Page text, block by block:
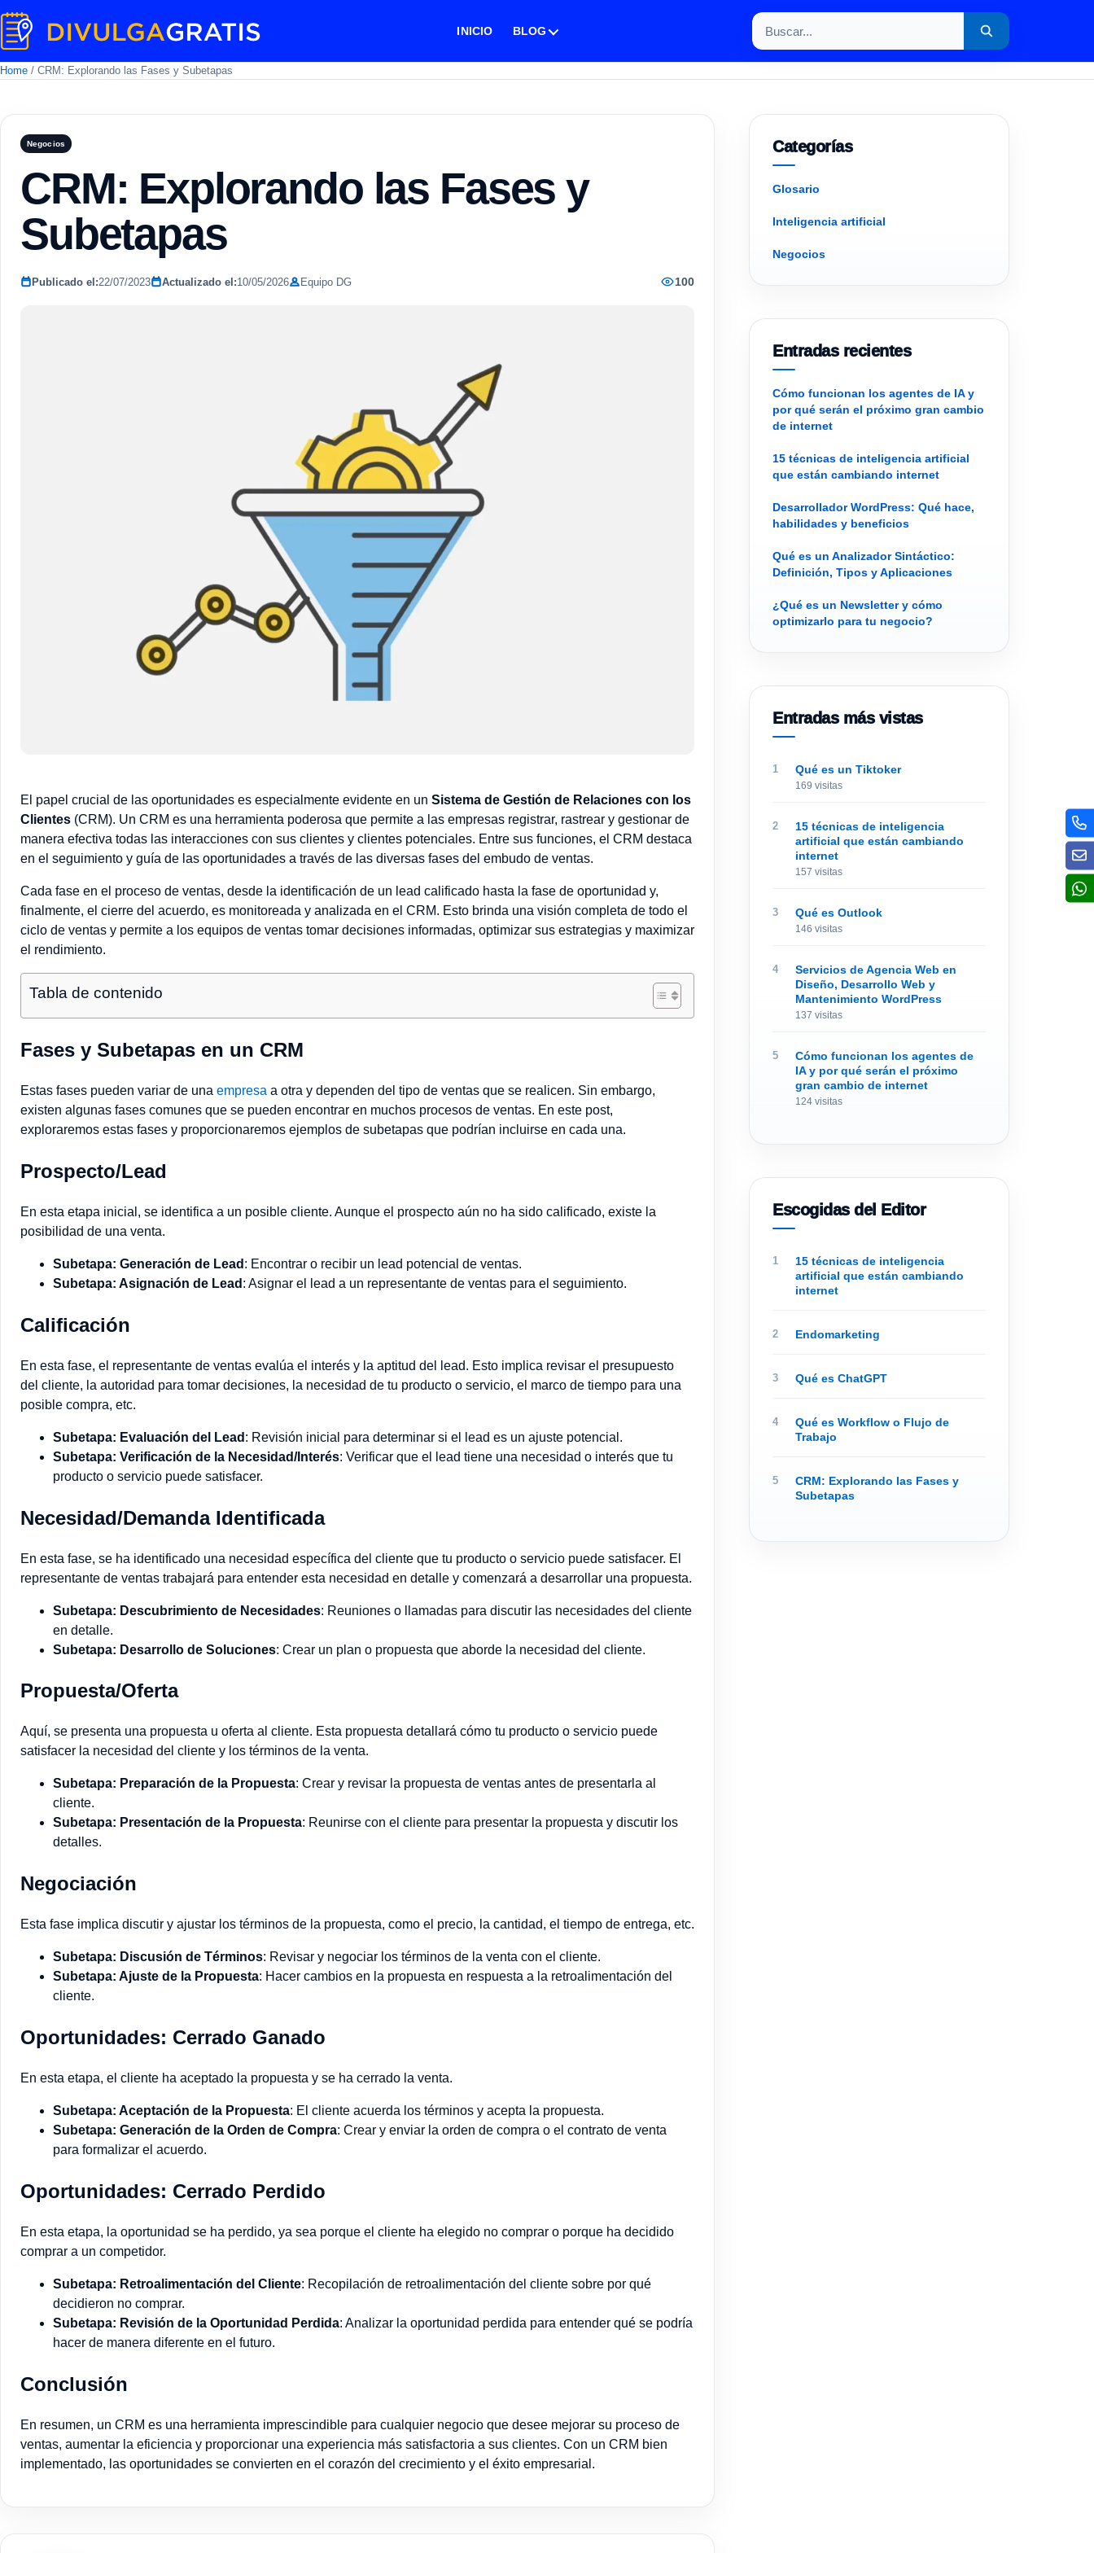
INICIO BLOG
Buscar por:
Home / CRM: Explorando las Fases y Subetapas
Negocios
CRM: Explorando las Fases y
Subetapas
Publicado el:22/07/2023 Actualizado el:10/05/2026 Equipo DG 100
El papel crucial de las oportunidades es especialmente evidente en un Sistema de Gestión de Relaciones con los
Clientes (CRM). Un CRM es una herramienta poderosa que permite a las empresas registrar, rastrear y gestionar de
manera efectiva todas las interacciones con sus clientes y clientes potenciales. Entre sus funciones, el CRM destaca
en el seguimiento y guía de las oportunidades a través de las diversas fases del embudo de ventas.
Cada fase en el proceso de ventas, desde la identificación de un lead calificado hasta la fase de oportunidad y,
finalmente, el cierre del acuerdo, es monitoreada y analizada en el CRM. Esto brinda una visión completa de todo el
ciclo de ventas y permite a los equipos de ventas tomar decisiones informadas, optimizar sus estrategias y maximizar
el rendimiento.
Tabla de contenido
Fases y Subetapas en un CRM
Estas fases pueden variar de una empresa a otra y dependen del tipo de ventas que se realicen. Sin embargo,
existen algunas fases comunes que se pueden encontrar en muchos procesos de ventas. En este post,
exploraremos estas fases y proporcionaremos ejemplos de subetapas que podrían incluirse en cada una.
Prospecto/Lead
En esta etapa inicial, se identifica a un posible cliente. Aunque el prospecto aún no ha sido calificado, existe la
posibilidad de una venta.
Subetapa: Generación de Lead : Encontrar o recibir un lead potencial de ventas.
Subetapa: Asignación de Lead : Asignar el lead a un representante de ventas para el seguimiento.
Calificación
En esta fase, el representante de ventas evalúa el interés y la aptitud del lead. Esto implica revisar el presupuesto
del cliente, la autoridad para tomar decisiones, la necesidad de tu producto o servicio, el marco de tiempo para una
posible compra, etc.
Subetapa: Evaluación del Lead : Revisión inicial para determinar si el lead es un ajuste potencial.
Subetapa: Verificación de la Necesidad/Interés: Verificar que el lead tiene una necesidad o interés que tu
producto o servicio puede satisfacer.
Necesidad/Demanda Identificada
En esta fase, se ha identificado una necesidad específica del cliente que tu producto o servicio puede satisfacer. El
representante de ventas trabajará para entender esta necesidad en detalle y comenzará a desarrollar una propuesta.
Subetapa: Descubrimiento de Necesidades: Reuniones o llamadas para discutir las necesidades del cliente
en detalle.
Subetapa: Desarrollo de Soluciones: Crear un plan o propuesta que aborde la necesidad del cliente.
Propuesta/Oferta
Aquí, se presenta una propuesta u oferta al cliente. Esta propuesta detallará cómo tu producto o servicio puede
satisfacer la necesidad del cliente y los términos de la venta.
Subetapa: Preparación de la Propuesta: Crear y revisar la propuesta de ventas antes de presentarla al
cliente.
Subetapa: Presentación de la Propuesta: Reunirse con el cliente para presentar la propuesta y discutir los
detalles.
Negociación
Esta fase implica discutir y ajustar los términos de la propuesta, como el precio, la cantidad, el tiempo de entrega, etc.
Subetapa: Discusión de Términos: Revisar y negociar los términos de la venta con el cliente.
Subetapa: Ajuste de la Propuesta: Hacer cambios en la propuesta en respuesta a la retroalimentación del
cliente.
Oportunidades: Cerrado Ganado
En esta etapa, el cliente ha aceptado la propuesta y se ha cerrado la venta.
Subetapa: Aceptación de la Propuesta: El cliente acuerda los términos y acepta la propuesta.
Subetapa: Generación de la Orden de Compra: Crear y enviar la orden de compra o el contrato de venta
para formalizar el acuerdo.
Oportunidades: Cerrado Perdido
En esta etapa, la oportunidad se ha perdido, ya sea porque el cliente ha elegido no comprar o porque ha decidido
comprar a un competidor.
Subetapa: Retroalimentación del Cliente: Recopilación de retroalimentación del cliente sobre por qué
decidieron no comprar.
Subetapa: Revisión de la Oportunidad Perdida: Analizar la oportunidad perdida para entender qué se podría
hacer de manera diferente en el futuro.
Conclusión
En resumen, un CRM es una herramienta imprescindible para cualquier negocio que desee mejorar su proceso de
ventas, aumentar la eficiencia y proporcionar una experiencia más satisfactoria a sus clientes. Con un CRM bien
implementado, las oportunidades se convierten en el corazón del crecimiento y el éxito empresarial.
Categorías
Glosario
Inteligencia artificial
Negocios
Entradas recientes
Cómo funcionan los agentes de IA y
por qué serán el próximo gran cambio
de internet
15 técnicas de inteligencia artificial
que están cambiando internet
Desarrollador WordPress: Qué hace,
habilidades y beneficios
Qué es un Analizador Sintáctico:
Definición, Tipos y Aplicaciones
¿Qué es un Newsletter y cómo
optimizarlo para tu negocio?
Entradas más vistas
Qué es un Tiktoker
169 visitas
15 técnicas de inteligencia
artificial que están cambiando
internet
157 visitas
Qué es Outlook
146 visitas
Servicios de Agencia Web en
Diseño, Desarrollo Web y
Mantenimiento WordPress
137 visitas
Cómo funcionan los agentes de
IA y por qué serán el próximo
gran cambio de internet
124 visitas
Escogidas del Editor
15 técnicas de inteligencia
artificial que están cambiando
internet
Endomarketing
Qué es ChatGPT
Qué es Workflow o Flujo de
Trabajo
CRM: Explorando las Fases y
Subetapas